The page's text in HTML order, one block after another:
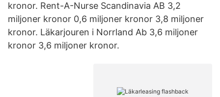
kronor. Rent-A-Nurse Scandinavia AB 3,2
miljoner kronor 0,6 miljoner kronor 3,8 miljoner
kronor. Läkarjouren i Norrland Ab 3,6 miljoner
kronor 3,6 miljoner kronor.